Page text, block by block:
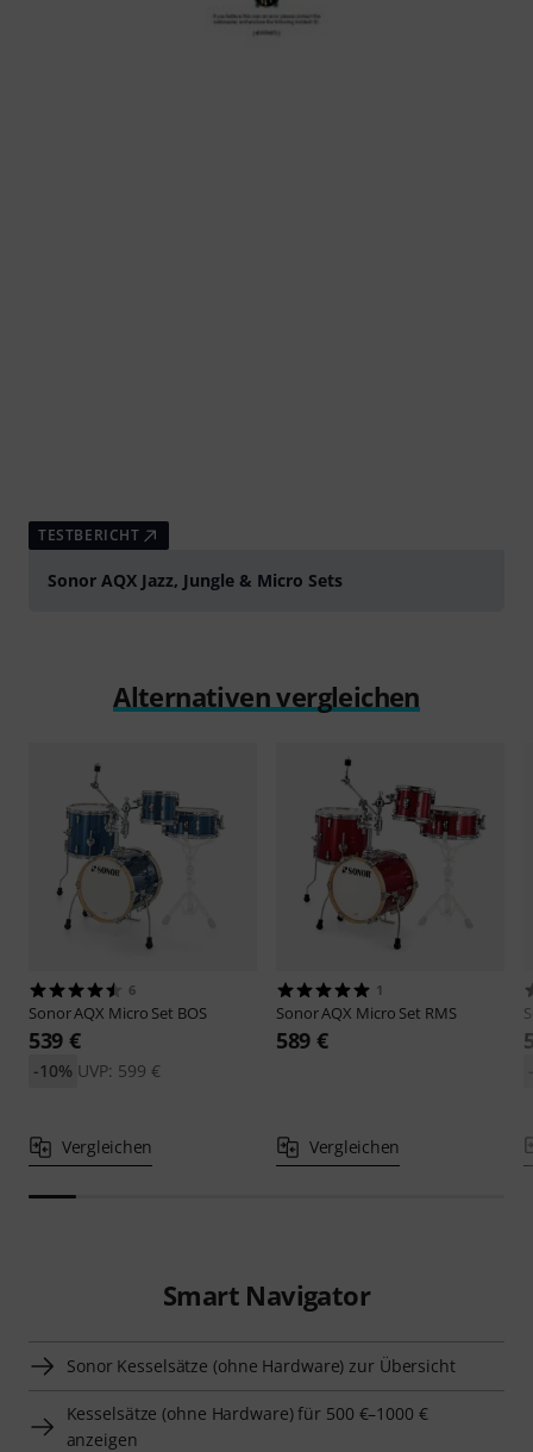
TESTBERICHT
Sonor AQX Jazz, Jungle & Micro Sets
Alternativen vergleichen
6
SonorAQX Micro Set BOS
539 €
UVP: 599 €
-10%
Vergleichen
1
SonorAQX Micro Set RMS
589 €
Vergleichen
Smart Navigator
Sonor Kesselsätze (ohne Hardware) zur Übersicht
Kesselsätze (ohne Hardware) für 500 €–1000 €
anzeigen